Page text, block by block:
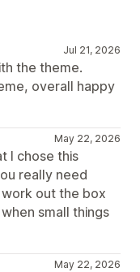
Jul 21, 2026
the theme.
overall happy
May 22, 2026
I chose this
really need
out the box
small things
May 22, 2026